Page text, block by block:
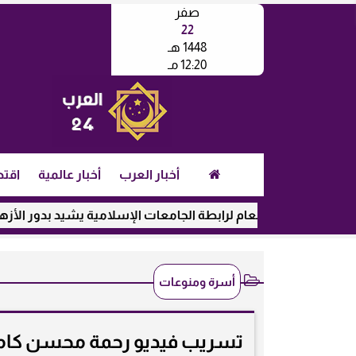
صفر
22
1448 هـ
12:20 مـ
أخبار العرب أخبار عالمية
العام لرابطة الجامعات الإسلامية يشيد بدور الأزهر في رعاية
أسرة ومنوعات
تسريب فيديو رحمة محسن